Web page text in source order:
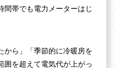
間帯でも電力メーターはじ
から」「季節的に冷暖房を
囲を超えて電気代が上がっ